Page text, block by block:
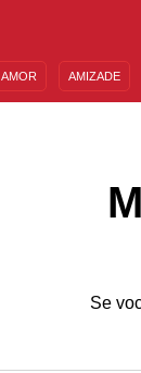
AMOR AMIZADE
Se